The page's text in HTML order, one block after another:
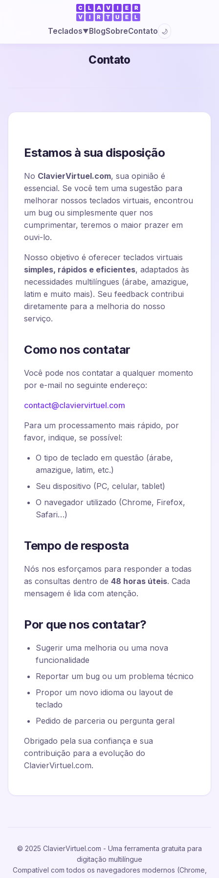
Teclados▼BlogSobreContato 🌙
Contato
Estamos à sua disposição
No ClavierVirtuel.com, sua opinião é
essencial. Se você tem uma sugestão para
melhorar nossos teclados virtuais, encontrou
um bug ou simplesmente quer nos
cumprimentar, teremos o maior prazer em
ouvi-lo.
Nosso objetivo é oferecer teclados virtuais
simples, rápidos e eficientes, adaptados às
necessidades multilíngues (árabe, amazigue,
latim e muito mais). Seu feedback contribui
diretamente para a melhoria do nosso
serviço.
Como nos contatar
Você pode nos contatar a qualquer momento
por e-mail no seguinte endereço:
contact@claviervirtuel.com
Para um processamento mais rápido, por
favor, indique, se possível:
O tipo de teclado em questão (árabe,
amazigue, latim, etc.)
Seu dispositivo (PC, celular, tablet)
O navegador utilizado (Chrome, Firefox,
Safari…)
Tempo de resposta
Nós nos esforçamos para responder a todas
as consultas dentro de 48 horas úteis. Cada
mensagem é lida com atenção.
Por que nos contatar?
Sugerir uma melhoria ou uma nova
funcionalidade
Reportar um bug ou um problema técnico
Propor um novo idioma ou layout de
teclado
Pedido de parceria ou pergunta geral
Obrigado pela sua confiança e sua
contribuição para a evolução do
ClavierVirtuel.com.
© 2025 ClavierVirtuel.com - Uma ferramenta gratuita para
digitação multilíngue
Compatível com todos os navegadores modernos (Chrome,